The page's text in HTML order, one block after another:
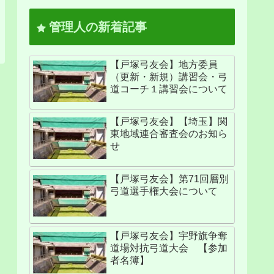
管理人の新着記事
【戸塚弓友会】地方委員
（更新・新規）講習会・弓
道コーチ１講習会について
【戸塚弓友会】【埼玉】関
東地域連合審査会のお知ら
せ
【戸塚弓友会】第71回層別
弓道選手権大会について
【戸塚弓友会】宇野旗争奪
道場対抗弓道大会 【参加
者名簿】